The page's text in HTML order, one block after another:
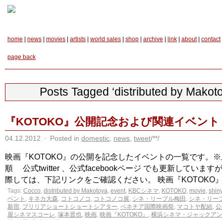
home news movies artists world sales shop archive link about| contact
page back
Posts Tagged ‘distributed by
『KOTOKO』公開記念および関連イベン
04.12.2012 · Posted in domestic news tweet/**/
映画『KOTOKO』の公開を記念したイベントの一覧です。
順 公式twitter 、公式facebookページ でも更新しています
際しては、下記リンクをご確認ください。 映画『KOTOKO
Tags: Cocco, distributed by Makotoya, event, KBCシネマ, KOTOKO, movie,
ベント , キネカ大森, コトコノコ , コトコノコ展, シネ・リーブル梅田 , シネ・リー
新宿, ブリリアショートショートシアター, ベネチア国際映画祭, マコトヤ配給,
屋シネマスコーレ, 塚本晋也, 映画, 映画『KOTOKO』 , 横浜シネマ・ジャックア